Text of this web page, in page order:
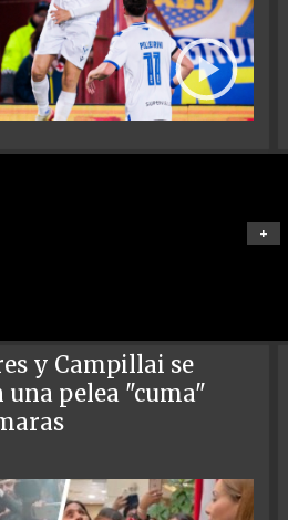
+
y Campillai se
una pelea "cuma"